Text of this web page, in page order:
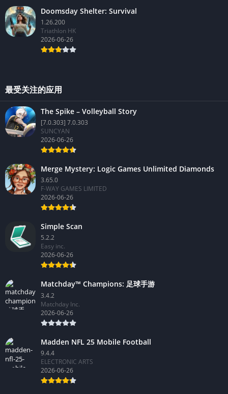
Doomsday Shelter: Survival
1.26.200
Triathlon HK
2026-06-26
最受关注的应用
The Spike – Volleyball Story
[7.0.303] 7.0.303
SUNCYAN
2026-06-26
Merge Mystery: Logic Games Unlimited Diamonds
3.65.0
F-WAY GAMES LIMITED
2026-06-26
Simple Scan
5.2.2
Easy inc.
2026-06-26
Matchday™ Champions: 足球手游
3.4.2
Matchday Inc.
2026-06-26
Madden NFL 25 Mobile Football
9.4.4
ELECTRONIC ARTS
2026-06-26